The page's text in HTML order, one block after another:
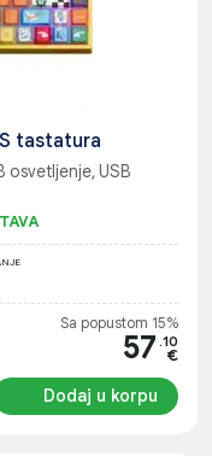
tastatura
osvetljenje, USB
Sa popustom 15%
57 .10
€
Dodaj u korpu